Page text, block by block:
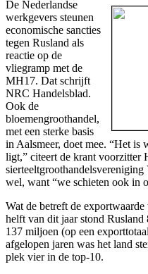
De Nederlandse
werkgevers steunen
economische sancties
tegen Rusland als
reactie op de
vliegramp met de
MH17. Dat schrijft
NRC Handelsblad.
Ook de
bloemengroothandel,
met een sterke basis
in Aalsmeer, doet mee. “Het is
ligt,” citeert de krant voorzitter
wel, want “we schieten ook in
Wat de betreft de
helft van dit jaar stond
137 miljoen (op een
afgelopen jaren was het land
plek vier in de top-10.